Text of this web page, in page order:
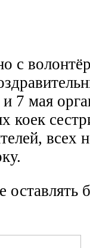
с
7 мая
коек
оставлять